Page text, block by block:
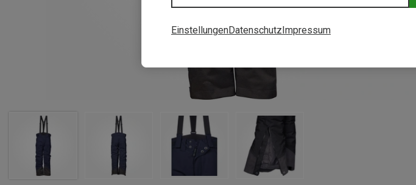
EinstellungenDatenschutz Impressum